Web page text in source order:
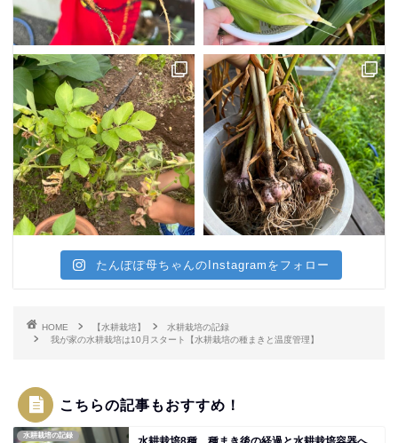
たんぽぽ母ちゃんのInstagramをフォロー
HOME 【水耕栽培】
水耕栽培の記録
我が家の水耕栽培は10月スタート【水耕栽培の種まきと温度管理】
こちらの記事もおすすめ！
水耕栽培の記録